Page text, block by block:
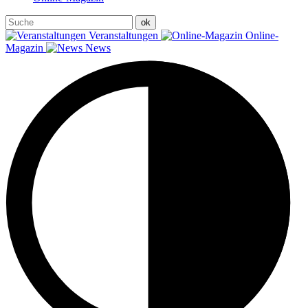
Veranstaltungen
Online-
Magazin
News